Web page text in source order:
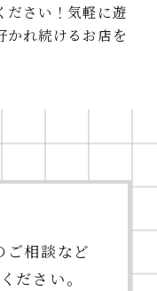
ださい！気軽に遊
かれ続けるお店を
ご相談など
ださい。